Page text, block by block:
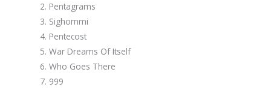
Pentagrams
Sighommi
Pentecost
War Dreams Of Itself
Who Goes There
999